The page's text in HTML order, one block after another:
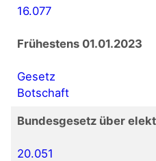
16.077
Frühestens 01.01.2023
Gesetz
Botschaft
Bundesgesetz über
20.051